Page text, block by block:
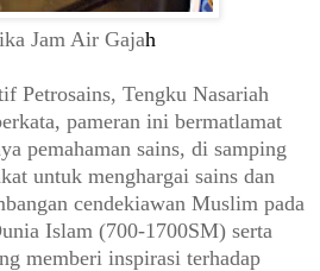
Jam Air Gajah
Petrosains, Tengku Nasariah
pameran ini bermatlamat
pemahaman sains, di samping
untuk menghargai sains dan
cendekiawan Muslim pada
Islam (700-1700SM) serta
memberi inspirasi terhadap